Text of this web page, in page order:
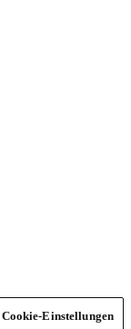
Cookie-Einstellungen